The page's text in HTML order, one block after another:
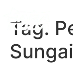
Tag:
Sungai